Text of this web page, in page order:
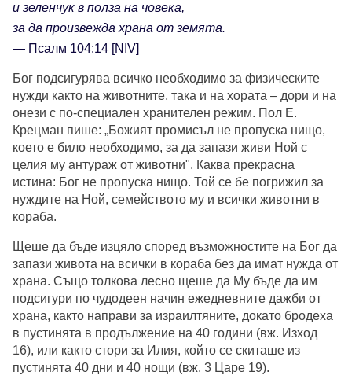
и зеленчук в полза на човека,
за да произвежда храна от земята.
— Псалм 104:14 [NIV]
Бог подсигурява всичко необходимо за физическите
нужди както на животните, така и на хората – дори и на
онези с по-специален хранителен режим. Пол Е.
Крецман пише: „Божият промисъл не пропуска нищо,
което е било необходимо, за да запази живи Ной с
целия му антураж от животни". Каква прекрасна
истина: Бог не пропуска нищо. Той се бе погрижил за
нуждите на Ной, семейството му и всички животни в
кораба.
Щеше да бъде изцяло според възможностите на Бог да
запази живота на всички в кораба без да имат нужда от
храна. Също толкова лесно щеше да Му бъде да им
подсигури по чудодеен начин ежедневните дажби от
храна, както направи за израилтяните, докато бродеха
в пустинята в продължение на 40 години (вж. Изход
16), или както стори за Илия, който се скиташе из
пустинята 40 дни и 40 нощи (вж. 3 Царе 19).